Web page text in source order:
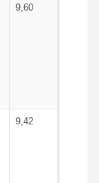
9,60
9,42